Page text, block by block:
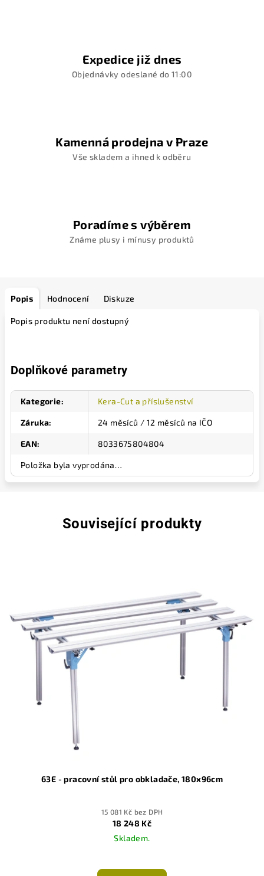
Expedice již dnes
Objednávky odeslané do 11:00
Kamenná prodejna v Praze
Vše skladem a ihned k odběru
Poradíme s výběrem
Známe plusy i mínusy produktů
Popis Hodnocení Diskuze
Popis produktu není dostupný
Doplňkové parametry
Kategorie: Kera-Cut a příslušenství
Záruka: 24 měsíců / 12 měsíců na IČO
EAN: 8033675804804
Položka byla vyprodána…
Související produkty
63E - pracovní stůl pro obkladače, 180x96cm
15 081 Kč bez DPH
18 248 Kč
Skladem.